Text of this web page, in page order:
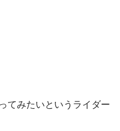
てみたいというライダー